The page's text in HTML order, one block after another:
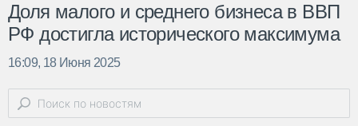
Доля малого и среднего бизнеса в ВВП
РФ достигла исторического максимума
16:09, 18 Июня 2025